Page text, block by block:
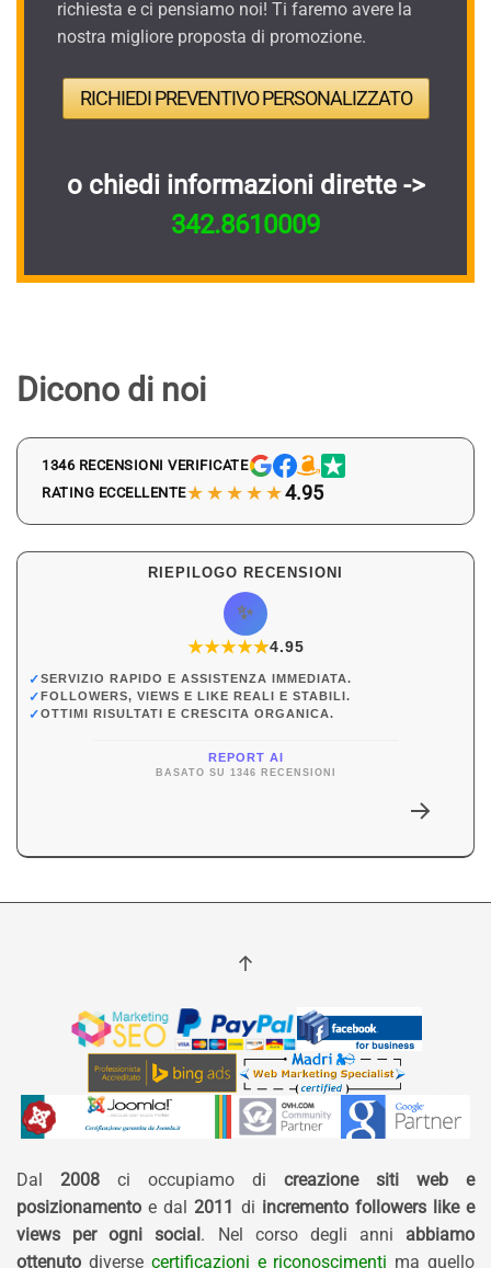
richiesta e ci pensiamo noi! Ti faremo avere la
nostra migliore proposta di promozione.
RICHIEDI PREVENTIVO PERSONALIZZATO
o chiedi informazioni dirette ->
342.8610009
Dicono di noi
1346 RECENSIONI VERIFICATE
RATING ECCELLENTE★★★★★4.95
RIEPILOGO RECENSIONI
✨
★★★★★
★4.95
✓SERVIZIO RAPIDO E ASSISTENZA IMMEDIATA.
✓FOLLOWERS, VIEWS E LIKE REALI E STABILI.
✓OTTIMI RISULTATI E CRESCITA ORGANICA.
REPORT AI
BASATO SU 1346 RECENSIONI
Dal 2008 ci occupiamo di creazione siti web e
posizionamento e dal 2011 di incremento followers like e
views per ogni social. Nel corso degli anni abbiamo
ottenuto diverse certificazioni e riconoscimenti ma quello